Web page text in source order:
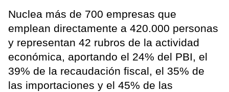
Nuclea más de 700 empresas que
emplean directamente a 420.000 personas
y representan 42 rubros de la actividad
económica, aportando el 24% del PBI, el
39% de la recaudación fiscal, el 35% de
las importaciones y el 45% de las